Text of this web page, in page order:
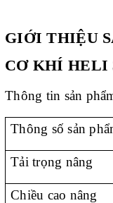
GIỚI THIỆU
CƠ KHÍ HELI
Thông tin sản
Thông số sản
Tải trọng nâng
Chiều cao nâng